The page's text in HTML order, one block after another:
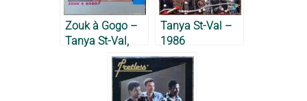
Zouk à Gogo –
Tanya St-Val,
Tanya St-Val –
1986